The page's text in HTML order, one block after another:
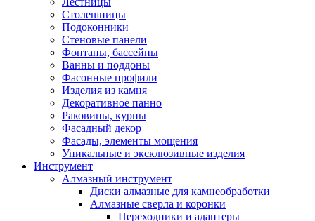
Столешницы
Подоконники
Стеновые панели
Фонтаны, бассейны
Ванны и поддоны
Фасонные профили
Изделия из камня
Декоративное панно
Раковины, курны
Фасадный декор
Фасады, элементы мощения
Уникальные и эксклюзивные изделия
Инструмент
Алмазный инструмент
Диски алмазные для камнеобработки
Алмазные сверла и коронки
Переходники и адаптеры